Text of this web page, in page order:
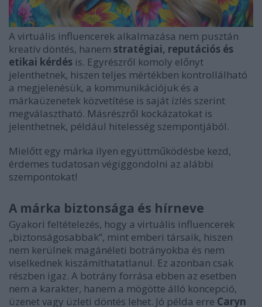
A virtuális influencerek alkalmazása nem pusztán
kreatív döntés, hanem stratégiai, reputációs és
etikai kérdés is. Egyrészről komoly előnyt
jelenthetnek, hiszen teljes mértékben kontrollálható
a megjelenésük, a kommunikációjuk és a
márkaüzenetek közvetítése is saját ízlés szerint
megválasztható. Másrészről kockázatokat is
jelenthetnek, például hitelesség szempontjából.
Mielőtt egy márka ilyen együttműködésbe kezd,
érdemes tudatosan végiggondolni az alábbi
szempontokat!
A márka biztonsága és hírneve
Gyakori feltételezés, hogy a virtuális influencerek
„biztonságosabbak”, mint emberi társaik, hiszen
nem kerülnek magánéleti botrányokba és nem
viselkednek kiszámíthatatlanul. Ez azonban csak
részben igaz. A botrány forrása ebben az esetben
nem a karakter, hanem a mögötte álló koncepció,
üzenet vagy üzleti döntés lehet. Jó példa erre Caryn